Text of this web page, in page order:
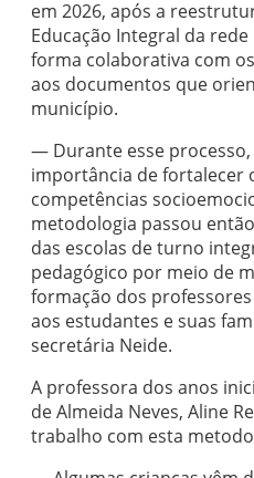
em 2026, após a
Educação Integral da
forma colaborativa com
aos documentos que
município.
— Durante esse
importância de fortalecer
competências
metodologia passou
das escolas de turno
pedagógico por meio de
formação dos
aos estudantes e suas
secretária Neide.
A professora dos anos
de Almeida Neves, Aline
trabalho com esta